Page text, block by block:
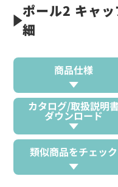
ポール2 キャ
細
商品仕様
カタログ/取扱説明
ダウンロード
類似商品をチェック